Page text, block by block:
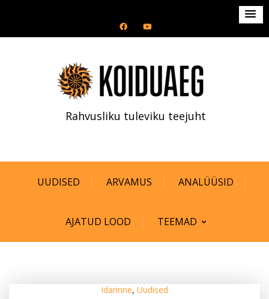
i
e
Rahvusliku tuleviku teejuht
UUDISED ARVAMUS ANALÜÜSID
AJATUD LOOD TEEMAD
Idarinne, Uudised